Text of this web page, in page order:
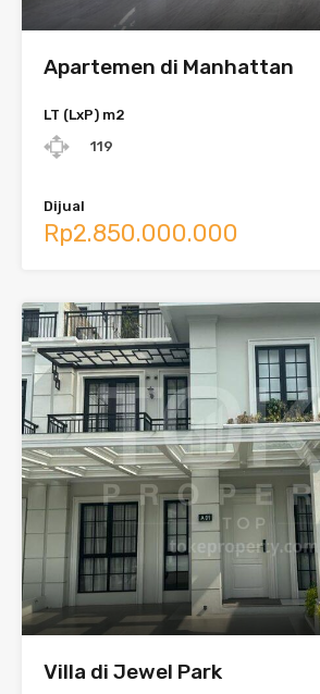
Apartemen di Manhattan
LT (LxP) m2
119
Dijual
Rp2.850.000.000
Villa di Jewel Park